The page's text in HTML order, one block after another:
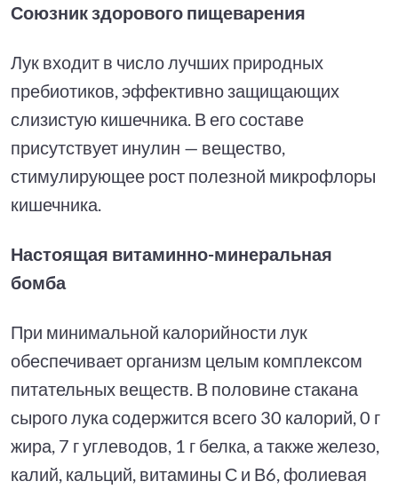
Союзник здорового пищеварения
Лук входит в число лучших природных
пребиотиков, эффективно защищающих
слизистую кишечника. В его составе
присутствует инулин — вещество,
стимулирующее рост полезной микрофлоры
кишечника.
Настоящая витаминно-минеральная
бомба
При минимальной калорийности лук
обеспечивает организм целым комплексом
питательных веществ. В половине стакана
сырого лука содержится всего 30 калорий, 0 г
жира, 7 г углеводов, 1 г белка, а также железо,
калий, кальций, витамины С и В6, фолиевая